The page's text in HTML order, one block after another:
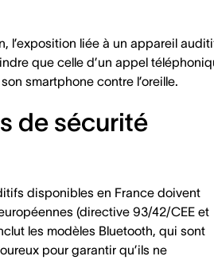
l’exposition liée à un appareil
que celle d’un appel
smartphone contre l’oreille.
de sécurité
disponibles en France doivent
(directive 93/42/CEE et
les modèles Bluetooth, qui sont
pour garantir qu’ils ne